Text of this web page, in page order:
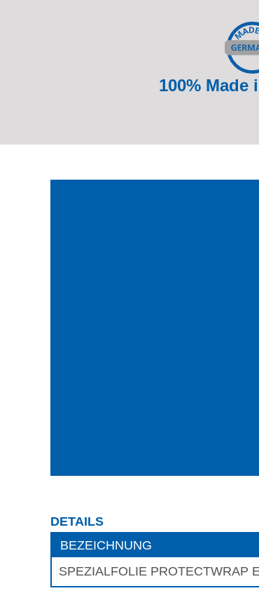
100% Made
DETAILS
BEZEICHNUNG
SPEZIALFOLIE PROTECTWRAP